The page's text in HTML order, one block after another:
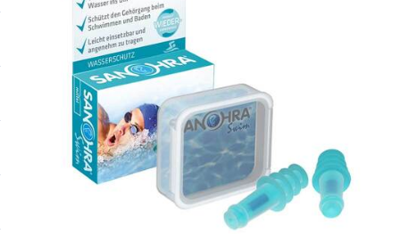
Neuheiten
Schnäppchen
Körperpflege & Kosmetik
Liebe & Erotik